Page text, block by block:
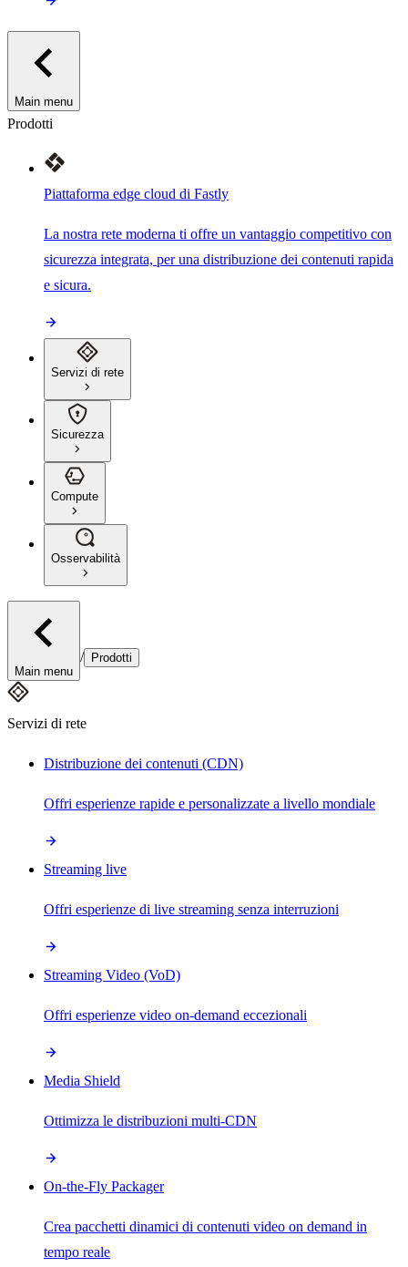
Main menu
Prodotti
Piattaforma edge cloud di Fastly
La nostra rete moderna ti offre un vantaggio competitivo con
sicurezza integrata, per una distribuzione dei contenuti rapida
e sicura.
Servizi di rete
Sicurezza
Compute
Osservabilità
Main menu
/ Prodotti
Servizi di rete
Distribuzione dei contenuti (CDN)
Offri esperienze rapide e personalizzate a livello mondiale
Streaming live
Offri esperienze di live streaming senza interruzioni
Streaming Video (VoD)
Offri esperienze video on-demand eccezionali
Media Shield
Ottimizza le distribuzioni multi-CDN
On-the-Fly Packager
Crea pacchetti dinamici di contenuti video on demand in
tempo reale